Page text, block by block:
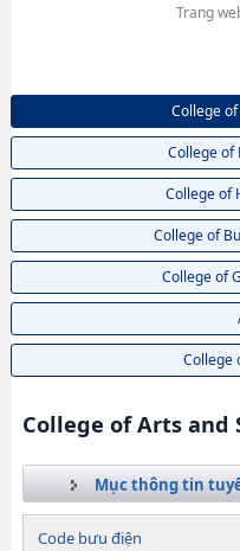
Trang
College
College of
College of
College of
College of
College
College of Arts and
Mục thông tin
Code bưu điện